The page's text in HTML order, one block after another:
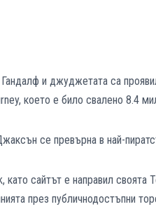
и джуджетата са
което е било свалено 8.4
се превърна в най-
сайтът е направил своята
през публичнодостъпни